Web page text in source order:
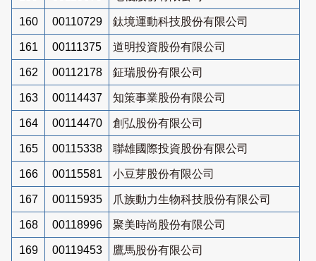
160 00110729 鈦境運動科技股份有限公司
161 00111375 道明投資股份有限公司
162 00112178 鉦瑞股份有限公司
163 00114437 知策事業股份有限公司
164 00114470 創弘股份有限公司
165 00115338 聯雄國際投資股份有限公司
166 00115581 小豆芽股份有限公司
167 00115935 爪族動力生物科技股份有限公司
168 00118996 聚美時尚股份有限公司
169 00119453 鷹馬股份有限公司